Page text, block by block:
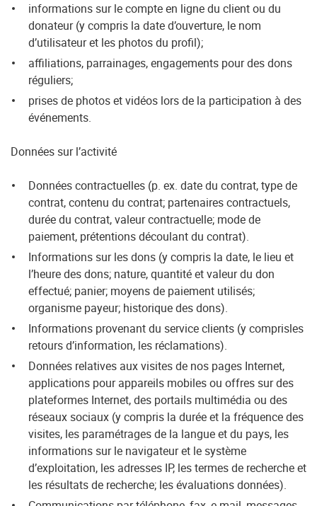
informations sur le compte en ligne du client ou du
donateur (y compris la date d’ouverture, le nom
d’utilisateur et les photos du profil);
affiliations, parrainages, engagements pour des dons
réguliers;
prises de photos et vidéos lors de la participation à des
événements.
Données sur l’activité
Données contractuelles (p. ex. date du contrat, type de
contrat, contenu du contrat; partenaires contractuels,
durée du contrat, valeur contractuelle; mode de
paiement, prétentions découlant du contrat).
Informations sur les dons (y compris la date, le lieu et
l’heure des dons; nature, quantité et valeur du don
effectué; panier; moyens de paiement utilisés;
organisme payeur; historique des dons).
Informations provenant du service clients (y comprisles
retours d’information, les réclamations).
Données relatives aux visites de nos pages Internet,
applications pour appareils mobiles ou offres sur des
plateformes Internet, des portails multimédia ou des
réseaux sociaux (y compris la durée et la fréquence des
visites, les paramétrages de la langue et du pays, les
informations sur le navigateur et le système
d’exploitation, les adresses IP, les termes de recherche et
les résultats de recherche; les évaluations données).